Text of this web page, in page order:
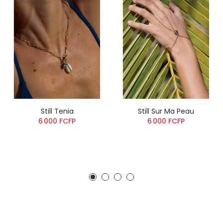
Still Tenia
6 000 FCFP
Still Sur Ma Peau
6 000 FCFP